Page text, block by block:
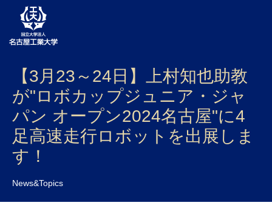
大学案内
学部・大学院・センター
入試
学生生活
研究・産学官連携
【3月23～24日】上村知也助教
が"ロボカップジュニア・ジャ
パン オープン2024名古屋"に4
足高速走行ロボットを出展しま
す！
News&Topics